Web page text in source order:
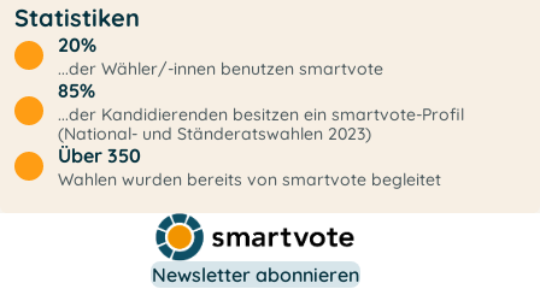
Statistiken
20%
...der Wähler/-innen benutzen smartvote
85%
...der Kandidierenden besitzen ein smartvote-Profil
(National- und Ständeratswahlen 2023)
Über 350
Wahlen wurden bereits von smartvote begleitet
Newsletter abonnieren